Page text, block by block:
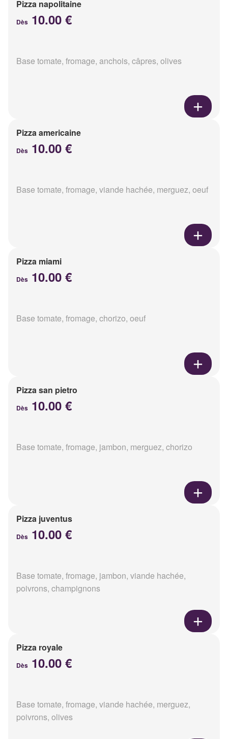
Pizza napolitaine
Dès 10.00 €
Base tomate, fromage, anchois, câpres, olives
Pizza americaine
Dès 10.00 €
Base tomate, fromage, viande hachée, merguez, oeuf
Pizza miami
Dès 10.00 €
Base tomate, fromage, chorizo, oeuf
Pizza san pietro
Dès 10.00 €
Base tomate, fromage, jambon, merguez, chorizo
Pizza juventus
Dès 10.00 €
Base tomate, fromage, jambon, viande hachée,
poivrons, champignons
Pizza royale
Dès 10.00 €
Base tomate, fromage, viande hachée, merguez,
poivrons, olives